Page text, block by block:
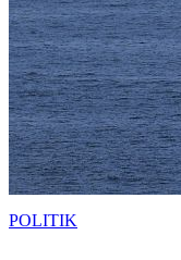
POLITIK